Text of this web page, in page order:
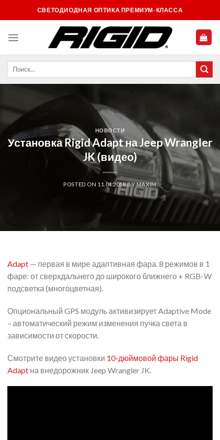
to
СВЕТОДИОДНАЯ ОПТИКА ПРЕМИУМ-КЛАССА
НОВОСТИ
Установка Rigid Adapt на Jeep Wrangler
JK (видео)
POSTED ON 11.04.2018BYMAXIM
Adapt — первая в мире адаптивная фара. 8 режимов в 1
фаре: от сверхдальнего до широкого ближнего + RGB-W
подсветка (многоцветная).
Опциональный GPS модуль активизирует Adaptive Mode
– автоматический режим изменения пучка света в
зависимости от скорости.
Смотрите видео установки 10-дюймовой фары Rigid
Adapt на внедорожник Jeep Wrangler JK.